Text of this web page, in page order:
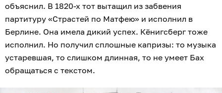
объяснил. В 1820-х тот вытащил из забвения
партитуру «Страстей по Матфею» и исполнил в
Берлине. Она имела дикий успех. Кёнигсберг тоже
исполнил. Но получил сплошные капризы: то музыка
устаревшая, то слишком длинная, то не умеет Бах
обращаться с текстом.